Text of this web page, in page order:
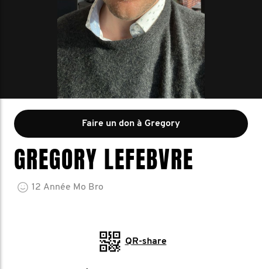
Faire un don à Gregory
GREGORY LEFEBVRE
12 Année Mo Bro
QR-share